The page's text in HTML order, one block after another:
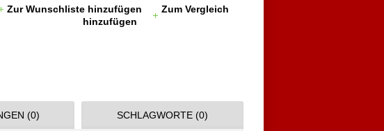
Zur Wunschliste hinzufügen
Zum Vergleich
hinzufügen
(0) SCHLAGWORTE (0)